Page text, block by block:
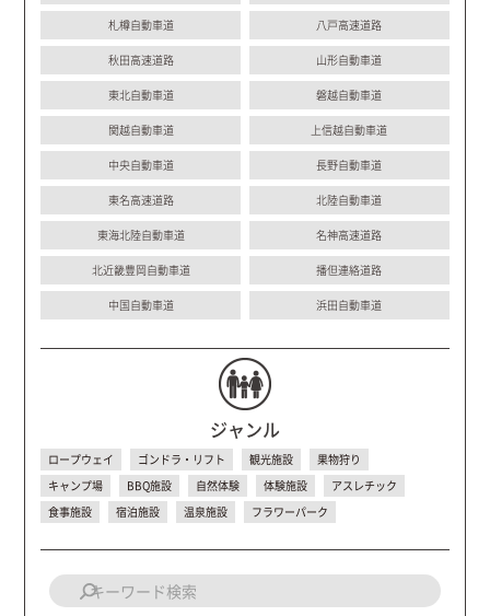
札樽自動車道 八戸高速道路
秋田高速道路 山形自動車道
東北自動車道 磐越自動車道
関越自動車道 上信越自動車道
中央自動車道 長野自動車道
東名高速道路 北陸自動車道
東海北陸自動車道 名神高速道路
北近畿豊岡自動車道 播但連絡道路
中国自動車道 浜田自動車道
ジャンル
ロープウェイ ゴンドラ・リフト 観光施設
果物狩り
キャンプ場
BBQ施設 自然体験 体験施設
アスレチック
食事施設
宿泊施設 温泉施設 フラワーパーク